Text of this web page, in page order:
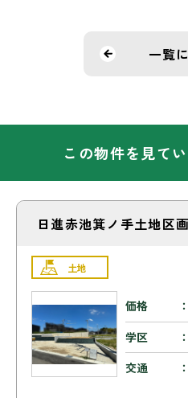
一覧
この物件を見て
日進赤池箕ノ手土地区
土地
価格
学区
交通